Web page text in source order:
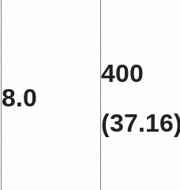
8.0
400
(37.16)